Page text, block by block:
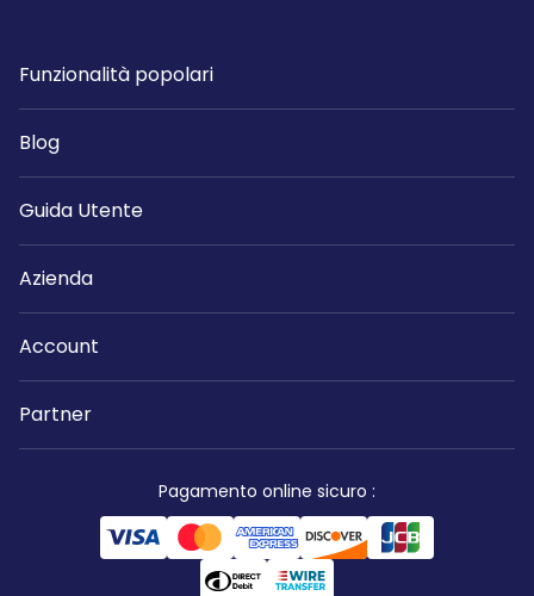
Funzionalità popolari
Blog
Guida Utente
Azienda
Account
Partner
Pagamento online sicuro :